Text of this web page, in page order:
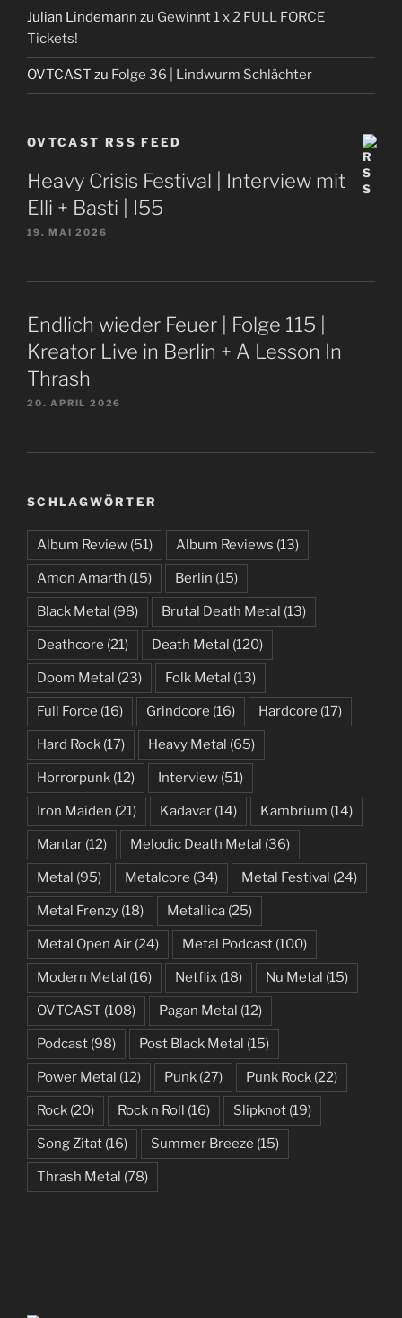
Julian Lindemann zu Gewinnt 1 x 2 FULL FORCE
Tickets!
OVTCAST zu Folge 36 | Lindwurm Schlächter
OVTCAST RSS FEED
Heavy Crisis Festival | Interview mit
Elli + Basti | I55
19. MAI 2026
Endlich wieder Feuer | Folge 115 |
Kreator Live in Berlin + A Lesson In
Thrash
20. APRIL 2026
SCHLAGWÖRTER
Album Review (51) Album Reviews (13)
Amon Amarth (15) Berlin (15)
Black Metal (98) Brutal Death Metal (13)
Deathcore (21) Death Metal (120)
Doom Metal (23) Folk Metal (13)
Full Force (16) Grindcore (16) Hardcore (17)
Hard Rock (17) Heavy Metal (65)
Horrorpunk (12) Interview (51)
Iron Maiden (21) Kadavar (14) Kambrium (14)
Mantar (12) Melodic Death Metal (36)
Metal (95) Metalcore (34) Metal Festival (24)
Metal Frenzy (18) Metallica (25)
Metal Open Air (24) Metal Podcast (100)
Modern Metal (16) Netflix (18) Nu Metal (15)
OVTCAST (108) Pagan Metal (12)
Podcast (98) Post Black Metal (15)
Power Metal (12) Punk (27) Punk Rock (22)
Rock (20) Rock n Roll (16) Slipknot (19)
Song Zitat (16) Summer Breeze (15)
Thrash Metal (78)